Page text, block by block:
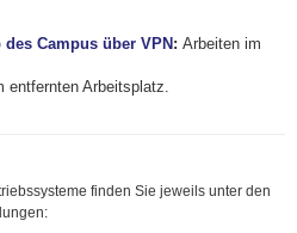
Campus über VPN :Arbeiten im
entfernten Arbeitsplatz.
finden Sie jeweils unter den